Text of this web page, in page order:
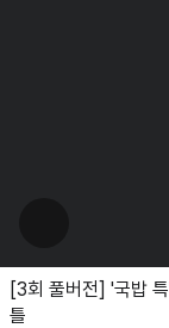
[3회 풀버전] '국밥
틀